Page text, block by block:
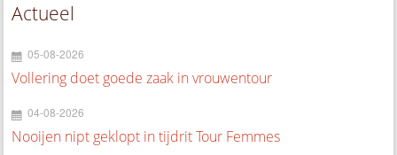
Actueel
05-08-2026
Vollering doet goede zaak in vrouwentour
04-08-2026
Nooijen nipt geklopt in tijdrit Tour Femmes